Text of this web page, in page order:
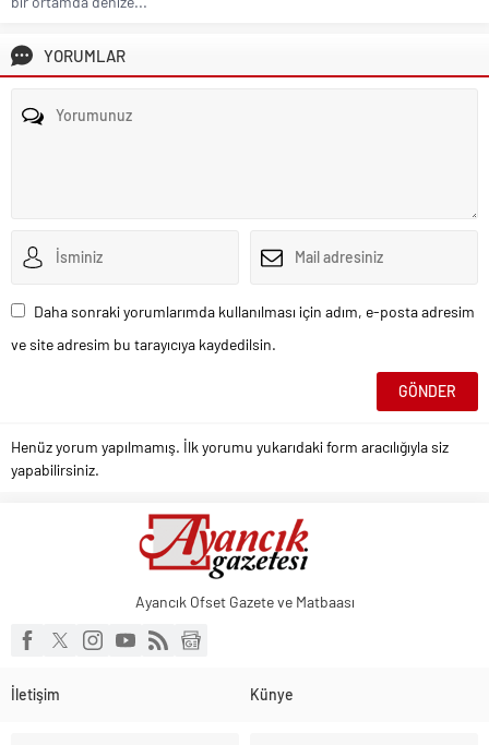
YORUMLAR
Daha sonraki yorumlarımda kullanılması için adım, e-posta adresim
ve site adresim bu tarayıcıya kaydedilsin.
Henüz yorum yapılmamış. İlk yorumu yukarıdaki form aracılığıyla siz
yapabilirsiniz.
Ayancık Ofset Gazete ve Matbaası
İletişim Künye